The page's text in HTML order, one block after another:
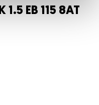
1.5 EB 115 8AT